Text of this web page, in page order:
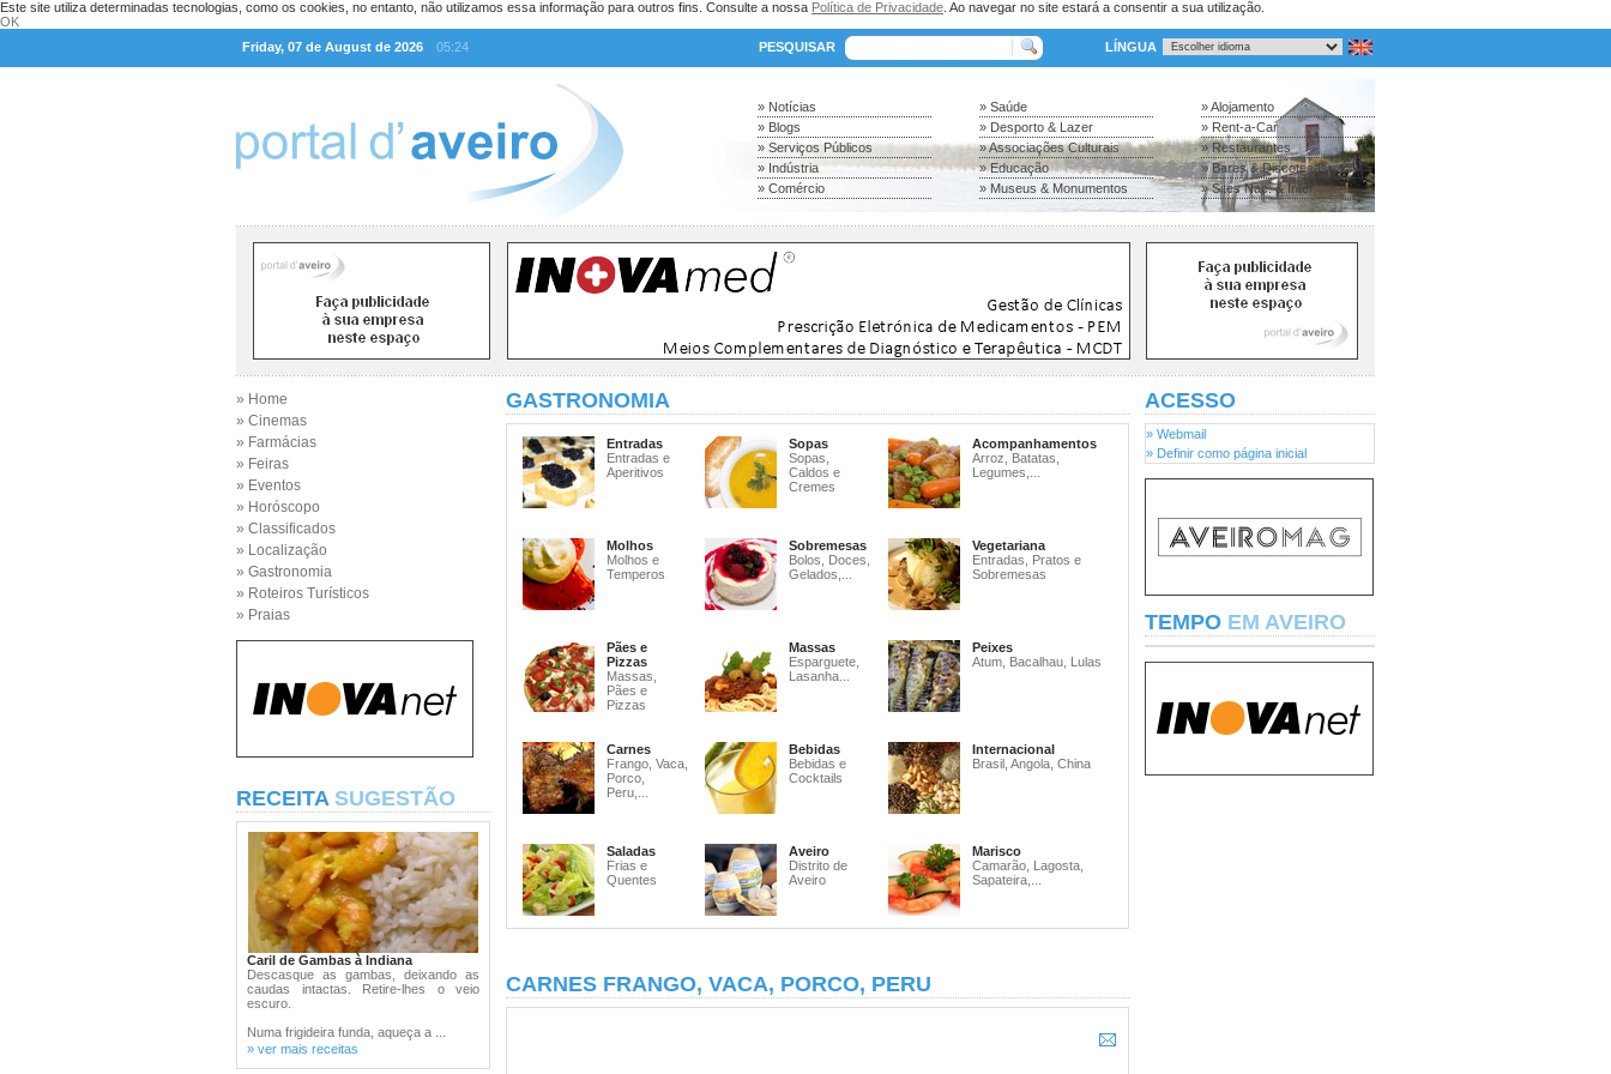
Este site utiliza determinadas tecnologias, como os cookies, no entanto, não utilizamos essa informação para outros fins. Consulte a nossa Política de Privacidade . Ao navegar no site estará a consentir a sua utilização.
OK
Friday, 07 de August de 2026
05:24 PESQUISAR LÍNGUA
» Notícias
» Blogs
» Serviços Públicos
» Indústria
» Comércio
» Saúde
» Desporto & Lazer
» Associações Culturais
» Educação
» Museus & Monumentos
» Alojamento
» Rent-a-Car
» Restaurantes
» Bares & Discotecas
» Sites Nac. & Inter.
» Home
» Cinemas
» Farmácias
» Feiras
» Eventos
» Horóscopo
» Classificados
» Localização
» Gastronomia
» Roteiros Turísticos
» Praias
RECEITA SUGESTÃO
Caril de Gambas à Indiana
Descasque as gambas, deixando as
caudas intactas. Retire-lhes o veio
escuro.
Numa frigideira funda, aqueça a ...
» ver mais receitas
GASTRONOMIA
Entradas
Entradas e
Aperitivos
Sopas
Sopas,
Caldos e
Cremes
Acompanhamentos
Arroz, Batatas,
Legumes,...
Molhos
Molhos e
Temperos
Sobremesas
Bolos, Doces,
Gelados,...
Vegetariana
Entradas, Pratos e
Sobremesas
Pães e
Pizzas
Massas,
Pães e
Pizzas
Massas
Esparguete,
Lasanha...
Peixes
Atum, Bacalhau, Lulas
Carnes
Frango, Vaca,
Porco,
Peru,...
Bebidas
Bebidas e
Cocktails
Internacional
Brasil, Angola, China
Saladas
Frias e
Quentes
Aveiro
Distrito de
Aveiro
Marisco
Camarão, Lagosta,
Sapateira,...
CARNES FRANGO, VACA, PORCO, PERU
ACESSO
» Webmail
» Definir como página inicial
TEMPO EM AVEIRO